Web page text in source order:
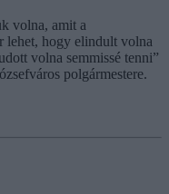
volna, amit a
lehet, hogy elindult volna
volna semmissé tenni”
polgármestere.